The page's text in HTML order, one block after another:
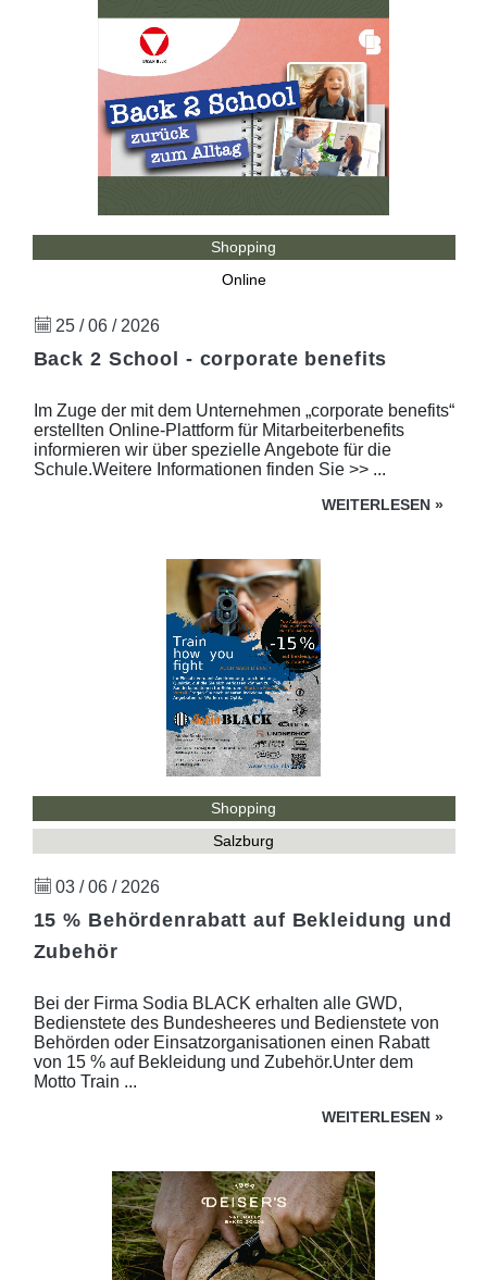
Shopping
Online
25 / 06 / 2026
Back 2 School - corporate benefits
Im Zuge der mit dem Unternehmen „corporate benefits“
erstellten Online-Plattform für Mitarbeiterbenefits
informieren wir über spezielle Angebote für die
Schule.Weitere Informationen finden Sie >> ...
WEITERLESEN »
Shopping
Salzburg
03 / 06 / 2026
15 % Behördenrabatt auf Bekleidung und
Zubehör
Bei der Firma Sodia BLACK erhalten alle GWD,
Bedienstete des Bundesheeres und Bedienstete von
Behörden oder Einsatzorganisationen einen Rabatt
von 15 % auf Bekleidung und Zubehör.Unter dem
Motto Train ...
WEITERLESEN »